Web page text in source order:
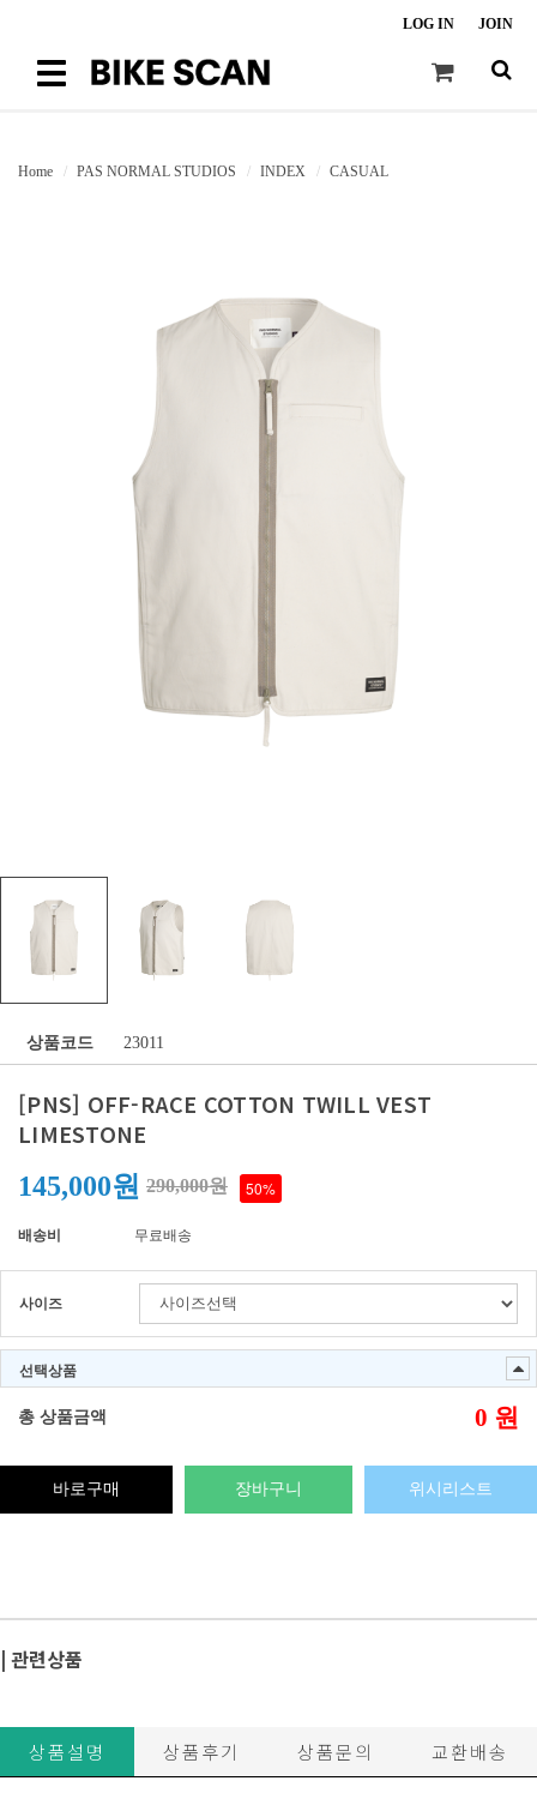
LOG IN JOIN
Toggle
Home PAS NORMAL STUDIOS INDEX CASUAL
상품코드 23011
[PNS] OFF-RACE COTTON TWILL VEST
LIMESTONE
145,000원 290,000원 50%
배송비 무료배송
사이즈
선택상품
총 상품금액 0 원
바로구매 장바구니 위시리스트
| 관련상품
상품설명 상품후기 상품문의 교환배송